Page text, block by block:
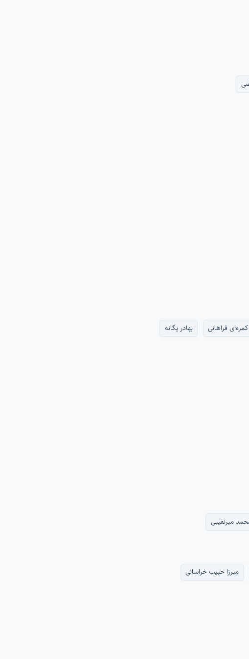
فراهانی بهادر یگانه
میرنقیبی
میرزا حبیب خراسانی